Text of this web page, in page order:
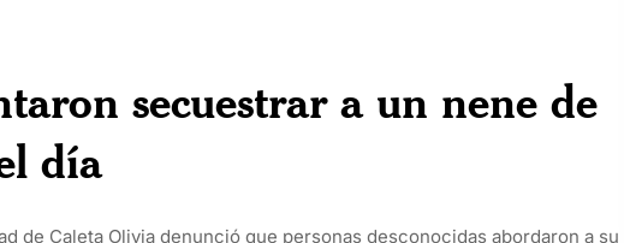
secuestrar a un nene de
día
de Caleta Olivia denunció que personas desconocidas abordaron a su